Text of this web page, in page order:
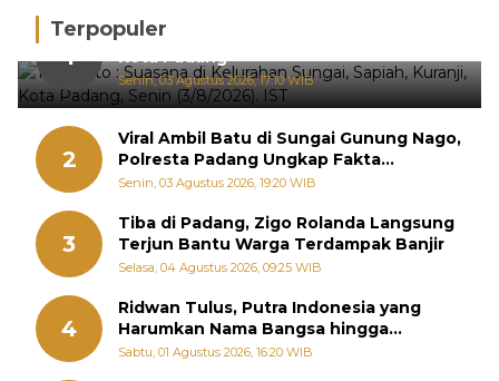
Terpopuler
1
Hujan Deras, 15 Titik Banjir Terdeteksi di
Kota Padang
Senin, 03 Agustus 2026, 17:10 WIB
2
Viral Ambil Batu di Sungai Gunung Nago,
Polresta Padang Ungkap Fakta
Sebenarnya
Senin, 03 Agustus 2026, 19:20 WIB
3
Tiba di Padang, Zigo Rolanda Langsung
Terjun Bantu Warga Terdampak Banjir
Selasa, 04 Agustus 2026, 09:25 WIB
4
Ridwan Tulus, Putra Indonesia yang
Harumkan Nama Bangsa hingga
Diabadikan dalam Buku Jepang
Sabtu, 01 Agustus 2026, 16:20 WIB